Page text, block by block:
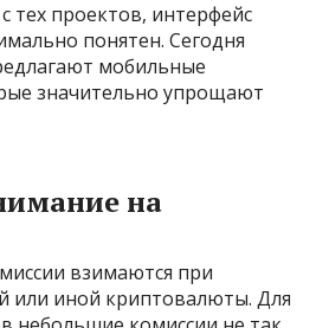
тех проектов, интерфейс
понятен. Сегодня
мобильные
значительно упрощают
на
взимаются при
или иной криптовалюты. Для